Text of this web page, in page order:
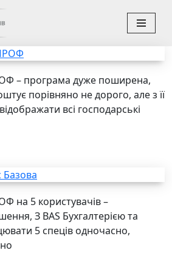
– програма дуже поширена,
порівняно не дорого, але з її
всі господарські
на 5 користувачів –
З BAS Бухгалтерією та
5 спеців одночасно,